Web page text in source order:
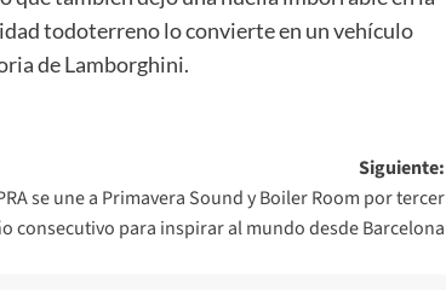
todoterreno lo convierte en un vehículo
de Lamborghini.
Siguiente:
se une a Primavera Sound y Boiler Room por tercer
consecutivo para inspirar al mundo desde Barcelona